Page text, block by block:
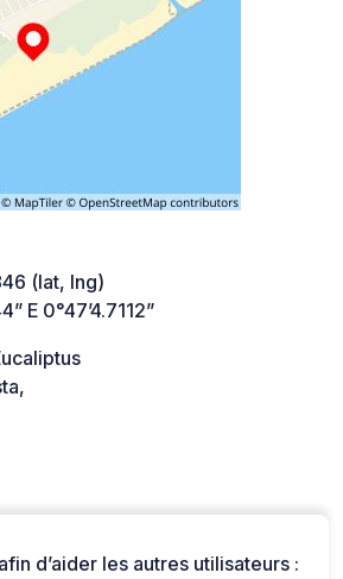
(lat, lng)
E 0°47’4.7112”
d’aider les autres utilisateurs :